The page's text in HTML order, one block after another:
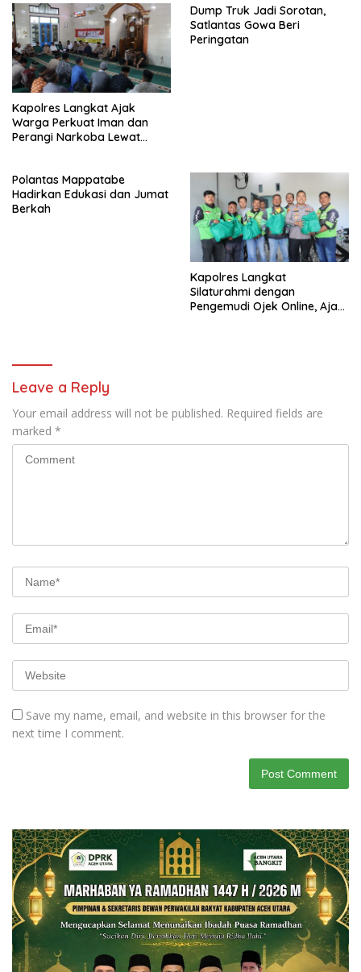
Kapolres Langkat Ajak
Warga Perkuat Iman dan
Perangi Narkoba Lewat
Dump Truk Jadi Sorotan,
Satlantas Gowa Beri
Peringatan
Polantas Mappatabe
Hadirkan Edukasi dan Jumat
Berkah
Kapolres Langkat
Silaturahmi dengan
Pengemudi Ojek Online, Ajak
Leave a Reply
Your email address will not be published. Required fields are
marked *
Save my name, email, and website in this browser for the
next time I comment.